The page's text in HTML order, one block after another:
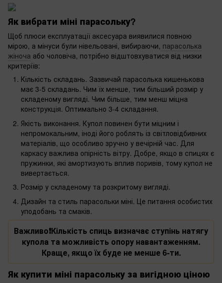
Як вибрати міні парасольку?
Щоб плюси експлуатації аксесуара виявилися повною
мірою, а мінуси були нівельовані, вибираючи, парасолька
жіноча або чоловіча, потрібно відштовхуватися від низки
критеріїв:
Кількість складань. Зазвичай парасолька кишенькова
має 3-5 складань. Чим їх менше, тим більший розмір у
складеному вигляді. Чим більше, тим менш міцна
конструкція. Оптимально 3-4 складання.
Якість виконання. Купол повинен бути міцним і
непромокальним, іноді його роблять із світловідбивних
матеріалів, що особливо зручно у вечірній час. Для
каркасу важлива опірність вітру. Добре, якщо в спицях є
пружинки, які амортизують вплив поривів, тому купол не
вивертається.
Розмір у складеному та розкритому вигляді.
Дизайн та стиль парасольки міні. Це питання особистих
уподобань та смаків.
Важливо❗️Кількість спиць визначає ступінь натягу
купола та можливість опору навантаженням.
Краще, якщо їх буде не менше 6-ти.
Як купити міні парасольку за вигідною ціною